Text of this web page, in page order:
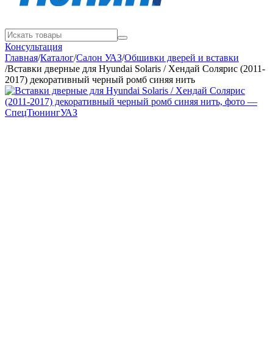
Консультация
Главная/Каталог/Салон УАЗ/Обшивки дверей и вставки
/Вставки дверные для Hyundai Solaris / Хендай Солярис (2011-
2017) декоративный черный ромб синяя нить